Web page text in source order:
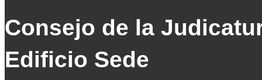
Consejo de la
Edificio Sede